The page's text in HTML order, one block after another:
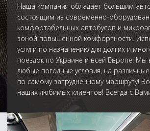
Наша компания обладает большим
состоящим из современно-
комфортабельных автобусов и
зоной повышенной комфортности.
услуги по назначению для долгих и
поездок по Украине и всей Европе! Мы
любые погодные условия, на
по самому затрудненному маршруту!
наших любимых клиентов! Всегда с